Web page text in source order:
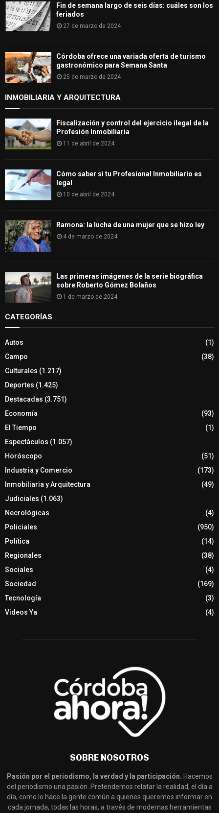
Fin de semana largo de seis días: cuáles son los
feriados
27 de marzo de 2024
Córdoba ofrece una variada oferta de turismo
gastronómico para Semana Santa
25 de marzo de 2024
INMOBILIARIA Y ARQUITECTURA
Fiscalización y control del ejercicio ilegal de la
Profesión Inmobiliaria
11 de abril de 2024
Cómo saber si tu Profesional Inmobiliario es
legal
10 de abril de 2024
Ramona: la lucha de una mujer que se hizo ley
4 de marzo de 2024
Las primeras imágenes de la serie biográfica
sobre Roberto Gómez Bolaños
1 de marzo de 2024
CATEGORÍAS
Autos
(1)
Campo
(38)
Culturales (1.217)
Deportes (1.425)
Destacadas (3.751)
Economía
(93)
El Tiempo
(1)
Espectáculos (1.057)
Horóscopo
(51)
Industria y Comercio
(173)
Inmobiliaria y Arquitectura
(49)
Judiciales (1.063)
Necrológicas
(4)
Policiales
(950)
Política
(14)
Regionales
(38)
Sociales
(4)
Sociedad
(169)
Tecnología
(3)
Videos Ya
(4)
SOBRE NOSOTROS
Pasión por el periodismo, la verdad y la participación. Hacemos
del periodismo una pasión. Pretendemos relatar la realidad, el día a
día, como lo hace la gente común a quienes queremos informar en
cada jornada, todas las horas, a través de modernas herramientas